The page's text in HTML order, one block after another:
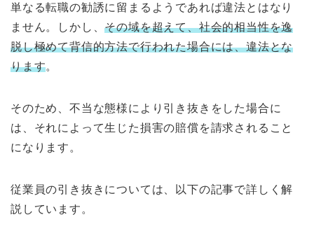
単なる転職の勧誘に留まるようであれば違法とはなり
ません。しかし、その域を超えて、社会的相当性を逸
脱し極めて背信的方法で行われた場合には、違法とな
ります。
そのため、不当な態様により引き抜きをした場合に
は、それによって生じた損害の賠償を請求されること
になります。
従業員の引き抜きについては、以下の記事で詳しく解
説しています。